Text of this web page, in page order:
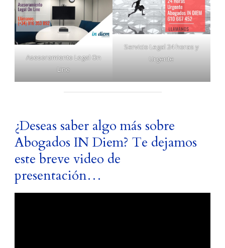
Asesoramiento Legal On
Line
Servicio Legal 24 horas y
Urgente
¿Deseas saber algo más sobre
Abogados IN Diem? Te dejamos
este breve video de
presentación…